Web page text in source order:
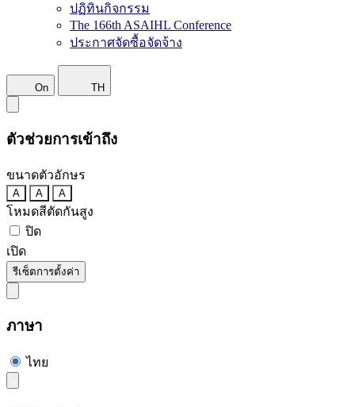
ปฏิทินกิจกรรม
The 166th ASAIHL Conference
ประกาศจัดซื้อจัดจ้าง
On TH
ตัวช่วยการเข้าถึง
ขนาดตัวอักษร
A A A
โหมดสีตัดกันสูง
ปิด
เปิด
รีเซ็ตการตั้งค่า
ภาษา
ไทย